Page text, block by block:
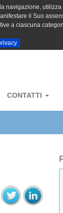
il Suo
a ciascuna
CONTATTI